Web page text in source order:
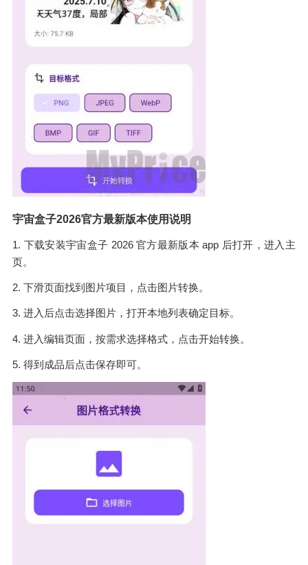
宇宙盒子2026官方最新版本使用说明
1. 下载安装宇宙盒子 2026 官方最新版本 app 后打开，进入主
页。
2. 下滑页面找到图片项目，点击图片转换。
3. 进入后点击选择图片，打开本地列表确定目标。
4. 进入编辑页面，按需求选择格式，点击开始转换。
5. 得到成品后点击保存即可。